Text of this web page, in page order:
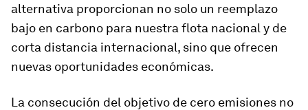
alternativa proporcionan no solo un reemplazo
bajo en carbono para nuestra flota nacional y de
corta distancia internacional, sino que ofrecen
nuevas oportunidades económicas.
La consecución del objetivo de cero emisiones no